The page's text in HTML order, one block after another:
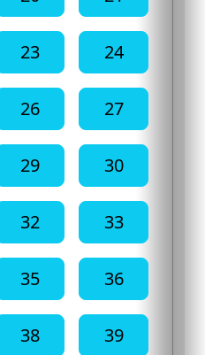
23 24
26 27
29 30
32 33
35 36
38 39